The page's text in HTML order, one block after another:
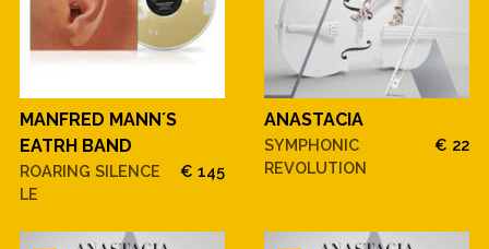
MANFRED MANN´S
EATRH BAND
ROARING SILENCE
LE
€ 145
ANASTACIA
SYMPHONIC
REVOLUTION
€ 22